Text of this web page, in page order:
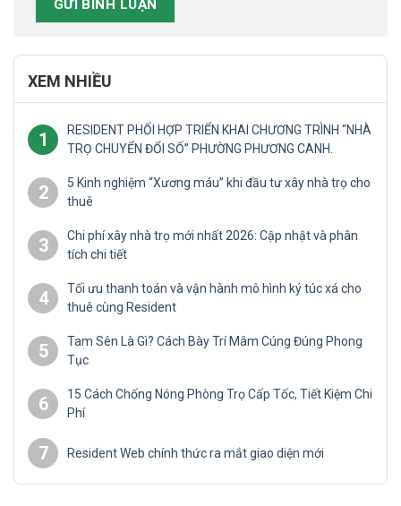
XEM NHIỀU
1
RESIDENT PHỐI HỢP TRIỂN KHAI CHƯƠNG TRÌNH “NHÀ
TRỌ CHUYỂN ĐỔI SỐ” PHƯỜNG PHƯƠNG CANH.
2
5 Kinh nghiệm “Xương máu” khi đầu tư xây nhà trọ cho
thuê
3
Chi phí xây nhà trọ mới nhất 2026: Cập nhật và phân
tích chi tiết
4
Tối ưu thanh toán và vận hành mô hình ký túc xá cho
thuê cùng Resident
5
Tam Sên Là Gì? Cách Bày Trí Mâm Cúng Đúng Phong
Tục
6
15 Cách Chống Nóng Phòng Trọ Cấp Tốc, Tiết Kiệm Chi
Phí
7 Resident Web chính thức ra mắt giao diện mới